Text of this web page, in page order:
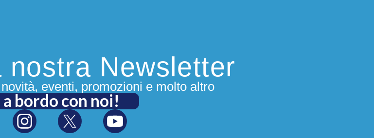
nostra Newsletter
eventi, promozioni e molto altro
a bordo con noi!